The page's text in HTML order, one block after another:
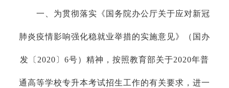
一、为贯彻落实《国务院办公厅关于应对新冠
肺炎疫情影响强化稳就业举措的实施意见》（国办
发〔2020〕6号）精神，按照教育部关于2020年普
通高等学校专升本考试招生工作的有关要求，进一